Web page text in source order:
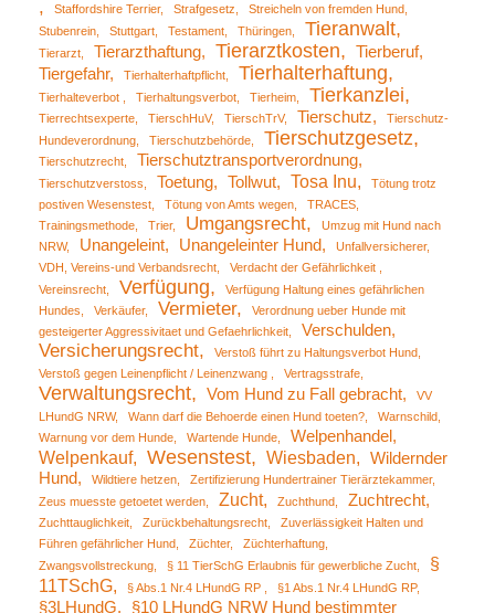
Staffordshire Terrier Strafgesetz
Streicheln von fremden Hund
Stubenrein
Stuttgart Testament Thüringen Tieranwalt
Tierarzt Tierarzthaftung Tierarztkosten
Tierberuf
Tiergefahr
Tierhalterhaftpflicht Tierhalterhaftung
Tierhalteverbot Tierhaltungsverbot Tierheim Tierkanzlei
Tierrechtsexperte TierschHuV TierschTrV Tierschutz
Tierschutz-
Hundeverordnung
Tierschutzbehörde Tierschutzgesetz
Tierschutzrecht Tierschutztransportverordnung
Tierschutzverstoss Toetung Tollwut Tosa Inu
Tötung trotz
postiven Wesenstest
Tötung von Amts wegen
TRACES
Trainingsmethode
Trier Umgangsrecht
Umzug mit Hund nach
NRW
Unangeleint Unangeleinter Hund
Unfallversicherer
VDH, Vereins-und Verbandsrecht
Verdacht der Gefährlichkeit
Vereinsrecht
Verfügung
Verfügung Haltung eines gefährlichen
Hundes
Verkäufer Vermieter
Verordnung ueber Hunde mit
gesteigerter Aggressivitaet und Gefaehrlichkeit
Verschulden
Versicherungsrecht
Verstoß führt zu Haltungsverbot Hund
Verstoß gegen Leinenpflicht / Leinenzwang
Vertragsstrafe
Verwaltungsrecht Vom Hund zu Fall gebracht
VV
LHundG NRW
Wann darf die Behoerde einen Hund toeten?
Warnschild
Warnung vor dem Hunde
Wartende Hunde Welpenhandel
Welpenkauf Wesenstest Wiesbaden
Wildernder
Hund
Wildtiere hetzen
Zertifizierung Hundertrainer Tierärztekammer
Zeus muesste getoetet werden
Zucht Zuchthund Zuchtrecht
Zuchttauglichkeit Zurückbehaltungsrecht
Zuverlässigkeit Halten und
Führen gefährlicher Hund
Züchter
Züchterhaftung
Zwangsvollstreckung
§ 11 TierSchG Erlaubnis für gewerbliche Zucht
§
11TSchG
§ Abs.1 Nr.4 LHundG RP §1 Abs.1 Nr.4 LHundG RP
§3LHundG §10 LHundG NRW Hund bestimmter